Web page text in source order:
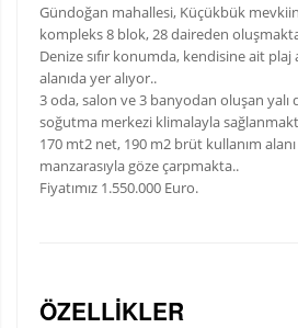
Gündoğan mahallesi, Küçükbük
kompleks 8 blok, 28 daireden
Denize sıfır konumda, kendisine ait plaj
alanıda yer alıyor..
3 oda, salon ve 3 banyodan oluşan yalı
soğutma merkezi klimalayla
170 mt2 net, 190 m2 brüt kullanım alanı
manzarasıyla göze çarpmakta..
Fiyatımız 1.550.000 Euro.
ÖZELLIKLER